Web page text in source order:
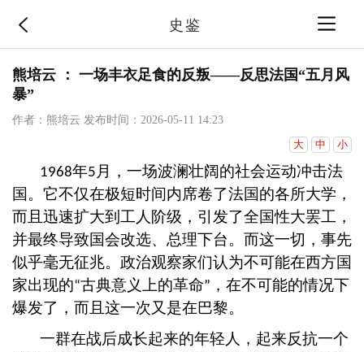
史鉴
熊培云 ： 一场丰衣足食的反叛——反思法国“五月风
暴”
作者：熊培云 发布时间：2026-05-11 14:23
大
中 小
1968年5 月，一场波澜壮阔的社会运动冲击法
国。它不仅在极短时间内席卷了法国的各所大学，
而且迅速扩大到工人阶级，引发了全国性大罢工，
并最终导致国会改选、总理下台。而这一切，事先
似乎毫无征兆。政治观察家们认为不可能在西方国
家出现的“古典意义上的革命” ，在不可能的情况下
爆发了，而且这一次又是在巴黎。
一群在战后成长起来的年轻人，起来反抗一个